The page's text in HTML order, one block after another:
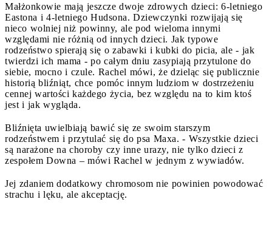
Małżonkowie mają jeszcze dwoje zdrowych dzieci: 6-letniego
Eastona i 4-letniego Hudsona. Dziewczynki rozwijają się
nieco wolniej niż powinny, ale pod wieloma innymi
względami nie różnią od innych dzieci. Jak typowe
rodzeństwo spierają się o zabawki i kubki do picia, ale - jak
twierdzi ich mama - po całym dniu zasypiają przytulone do
siebie, mocno i czule. Rachel mówi, że dzieląc się publicznie
historią bliźniąt, chce pomóc innym ludziom w dostrzeżeniu
cennej wartości każdego życia, bez względu na to kim ktoś
jest i jak wygląda.
Bliźnięta uwielbiają bawić się ze swoim starszym
rodzeństwem i przytulać się do psa Maxa. - Wszystkie dzieci
są narażone na choroby czy inne urazy, nie tylko dzieci z
zespołem Downa – mówi Rachel w jednym z wywiadów.
Jej zdaniem dodatkowy chromosom nie powinien powodować
strachu i lęku, ale akceptację.